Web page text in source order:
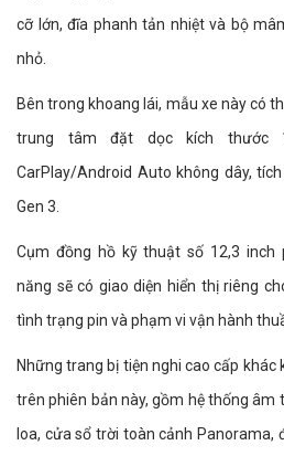
cỡ lớn, đĩa phanh tản nhiệt và bộ
nhỏ.
Bên trong khoang lái, mẫu xe này có
trung tâm đặt dọc kích thước
CarPlay/Android Auto không dây,
Gen 3.
Cụm đồng hồ kỹ thuật số 12,3 inch
năng sẽ có giao diện hiển thị riêng
tình trạng pin và phạm vi vận hành
Những trang bị tiện nghi cao cấp khác
trên phiên bản này, gồm hệ thống âm
loa, cửa sổ trời toàn cảnh Panorama,